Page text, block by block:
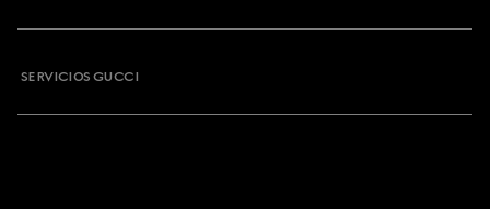
SERVICIOS GUCCI